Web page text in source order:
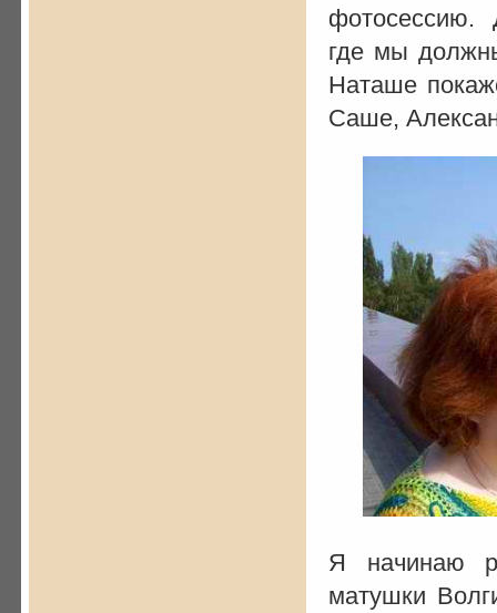
фотосессию.
где мы
Наташе
Саше,
Я начинаю
матушки